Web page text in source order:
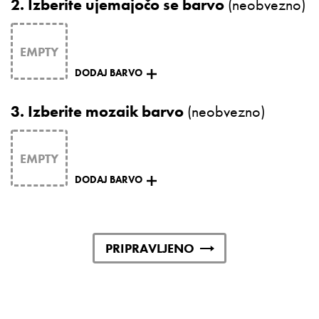
2. Izberite ujemajočo se barvo (neobvezno)
DODAJ BARVO
3. Izberite mozaik barvo (neobvezno)
DODAJ BARVO
PRIPRAVLJENO